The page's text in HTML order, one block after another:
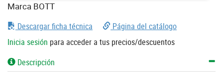
Marca BOTT
Descargar ficha técnica
Página del catálogo
Inicia sesión para acceder a tus precios/descuentos
Descripción